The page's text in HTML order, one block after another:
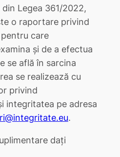
Legea 361/2022,
o raportare privind
care
și de a efectua
se află în sarcina
se realizează cu
privind
integritatea pe adresa
.
dați